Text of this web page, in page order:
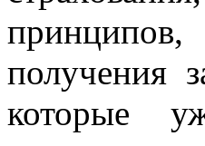
получения
которые